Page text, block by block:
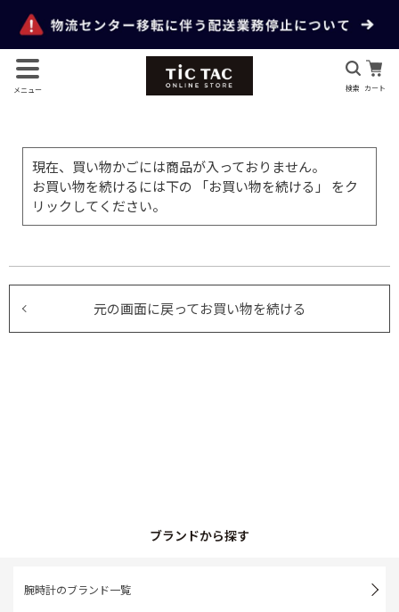
メニュー 検索 カート
現在、買い物かごには商品が入っておりません。
お買い物を続けるには下の 「お買い物を続ける」 をク
リックしてください。
元の画面に戻ってお買い物を続ける
ブランドから探す
腕時計のブランド一覧